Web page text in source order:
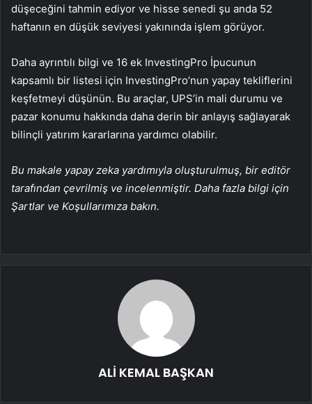
düşeceğini tahmin ediyor ve hisse senedi şu anda 52
haftanın en düşük seviyesi yakınında işlem görüyor.
Daha ayrıntılı bilgi ve 16 ek InvestingPro İpucunun
kapsamlı bir listesi için InvestingPro’nun yapay tekliflerini
keşfetmeyi düşünün. Bu araçlar, UPS’in mali durumu ve
pazar konumu hakkında daha derin bir anlayış sağlayarak
bilinçli yatırım kararlarına yardımcı olabilir.
Bu makale yapay zeka yardımıyla oluşturulmuş, bir editör
tarafından çevrilmiş ve incelenmiştir. Daha fazla bilgi için
Şartlar ve Koşullarımıza bakın.
ALİ KEMAL BAŞKAN